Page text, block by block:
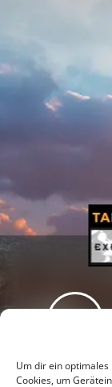
Um dir ein optimales
Cookies, um
Newsletter